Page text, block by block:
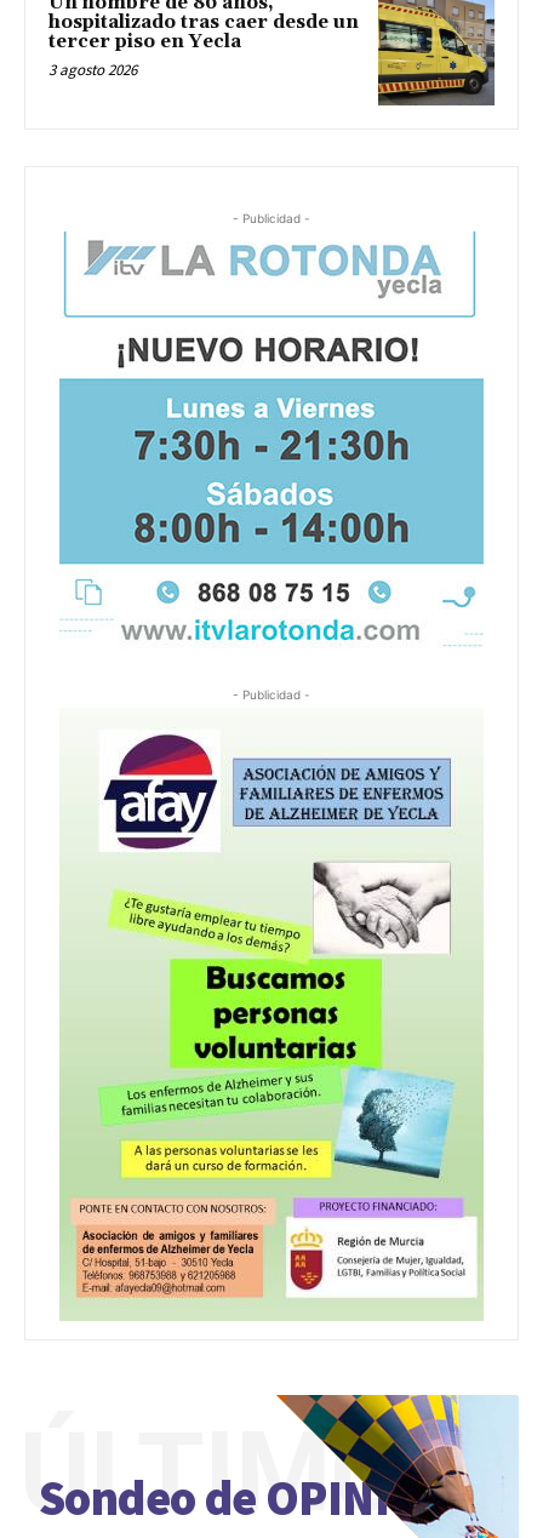
hospitalizado tras caer desde un
tercer piso en Yecla
3 agosto 2026
- Publicidad -
- Publicidad -
Sondeo de OPINIÓN
ÚLTIMO